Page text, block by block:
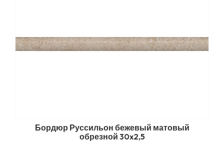
Бордюр Руссильон бежевый матовый
обрезной 30x2,5